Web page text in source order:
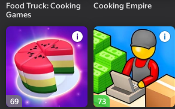
Food Truck: Cooking
Games
Cooking Empire
69
73